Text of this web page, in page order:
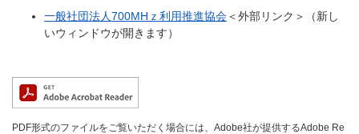
一般社団法人700MHｚ利用推進協会＜外部リンク＞
（新し
いウィンドウが開きます）​
PDF形式のファイルをご覧いただく場合には、Adobe社が提供するAdobe Re